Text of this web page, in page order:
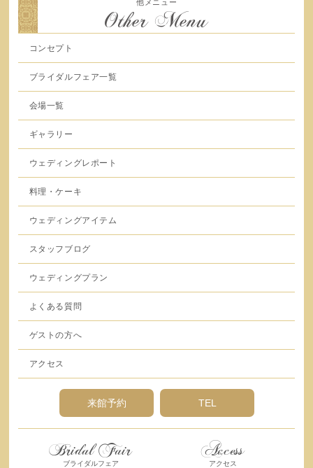
他メニュー
Other Menu
コンセプト
ブライダルフェア一覧
会場一覧
ギャラリー
ウェディングレポート
料理・ケーキ
ウェディングアイテム
スタッフブログ
ウェディングプラン
よくある質問
ゲストの方へ
アクセス
来館予約 TEL
Bridal Fair
ブライダルフェア
Access
アクセス